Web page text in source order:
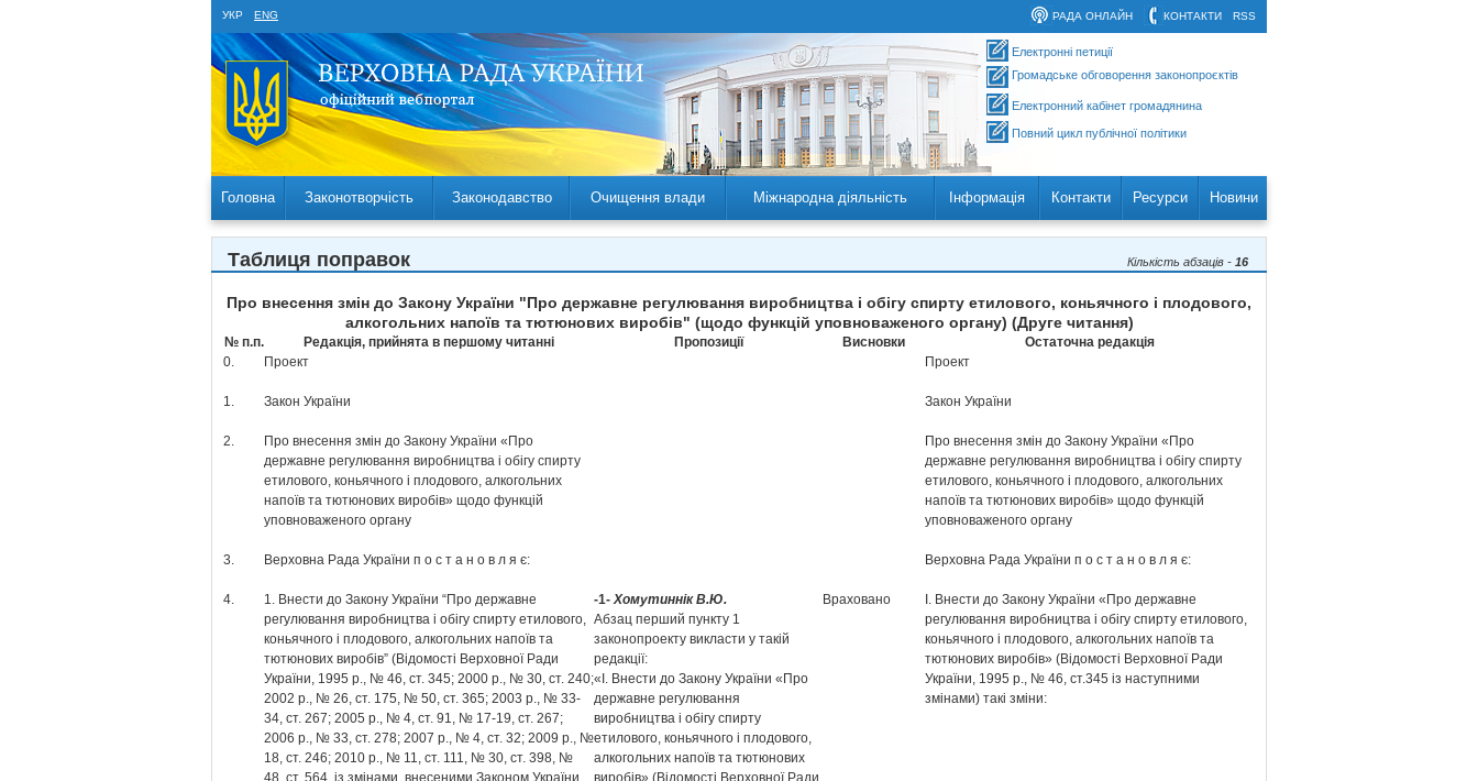
УКР ENG RSS
КОНТАКТИ
РАДА ОНЛАЙН
Електронні петиції
Громадське обговорення законопроєктів
Електронний кабінет громадянина
Повний цикл публічної політики
Головна Законотворчість Законодавство Очищення влади Міжнародна діяльність Інформація Контакти Ресурси Новини
Кількість абзаців - 16
Таблиця поправок
Про внесення змін до Закону України "Про державне регулювання виробництва і обігу спирту етилового, коньячного і плодового,
алкогольних напоїв та тютюнових виробів" (щодо функцій уповноваженого органу) (Друге читання)
№ п.п. Редакція, прийнята в першому читанні Пропозиції Висновки
Остаточна редакція
0.
Проект Проект
1. Закон України Закон України
2.
Про внесення змін до Закону України «Про
державне регулювання виробництва і обігу спирту
етилового, коньячного і плодового, алкогольних
напоїв та тютюнових виробів» щодо функцій
уповноваженого органу
Про внесення змін до Закону України «Про
державне регулювання виробництва і обігу спирту
етилового, коньячного і плодового, алкогольних
напоїв та тютюнових виробів» щодо функцій
уповноваженого органу
3. Верховна Рада України п о с т а н о в л я є: Верховна Рада України п о с т а н о в л я є:
4.
1. Внести до Закону України “Про державне
регулювання виробництва і обігу спирту етилового,
коньячного і плодового, алкогольних напоїв та
тютюнових виробів” (Відомості Верховної Ради
України, 1995 р., № 46, ст. 345; 2000 р., № 30, ст. 240;
2002 р., № 26, ст. 175, № 50, ст. 365; 2003 р., № 33-
34, ст. 267; 2005 р., № 4, ст. 91, № 17-19, ст. 267;
2006 р., № 33, ст. 278; 2007 р., № 4, ст. 32; 2009 р., №
18, ст. 246; 2010 р., № 11, ст. 111, № 30, ст. 398, №
48, ст. 564, із змінами, внесеними Законом України
-1-Хомутиннік В.Ю.
Абзац перший пункту 1
законопроекту викласти у такій
редакції:
«І. Внести до Закону України «Про
державне регулювання
виробництва і обігу спирту
етилового, коньячного і плодового,
алкогольних напоїв та тютюнових
виробів» (Відомості Верховної Ради
Враховано
І. Внести до Закону України «Про державне
регулювання виробництва і обігу спирту етилового,
коньячного і плодового, алкогольних напоїв та
тютюнових виробів» (Відомості Верховної Ради
України, 1995 р., № 46, ст.345 із наступними
змінами) такі зміни: